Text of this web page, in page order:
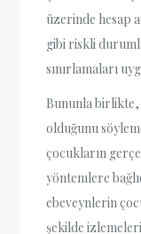
üzerinde hesap
gibi riskli
sınırlamaları
Bununla birlikte,
olduğunu
çocukların
yöntemlere
ebeveynlerin
şekilde